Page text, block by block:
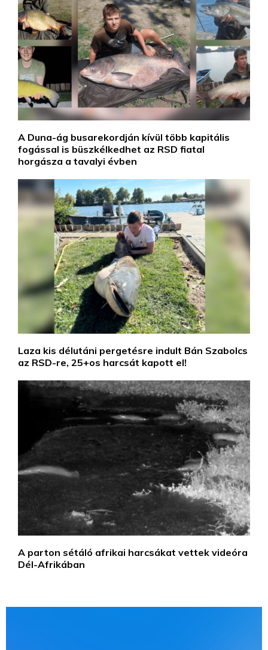
A Duna-ág busarekordján kívül több kapitális
fogással is büszkélkedhet az RSD fiatal
horgásza a tavalyi évben
Laza kis délutáni pergetésre indult Bán Szabolcs
az RSD-re, 25+os harcsát kapott el!
A parton sétáló afrikai harcsákat vettek videóra
Dél-Afrikában